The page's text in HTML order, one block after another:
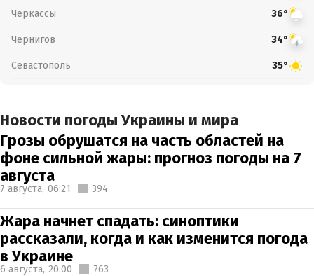
Черкассы 36°
Чернигов 34°
Севастополь 35°
Новости погоды Украины и мира
Грозы обрушатся на часть областей на
фоне сильной жары: прогноз погоды на 7
августа
7 августа, 06:21 394
Жара начнет спадать: синоптики
рассказали, когда и как изменится погода
в Украине
6 августа, 20:00 763